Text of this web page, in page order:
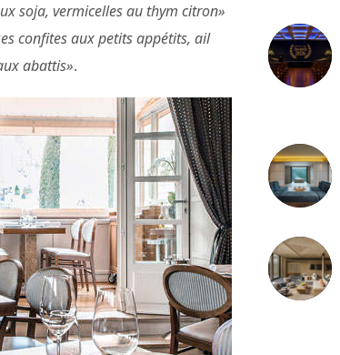
soja, vermicelles au thym citron»
confites aux petits appétits, ail
abattis».